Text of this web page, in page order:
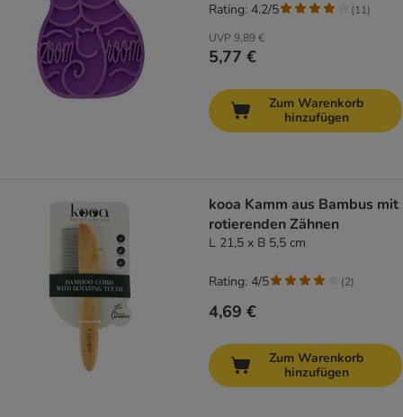
UVP 9,89 €
5,77 €
Rating: 4.2/5 (11)
Zum Warenkorb
hinzufügen
kooa Kamm aus Bambus mit
rotierenden Zähnen
L 21,5 x B 5,5 cm
4,69 €
Rating: 4/5 (2)
Zum Warenkorb
hinzufügen